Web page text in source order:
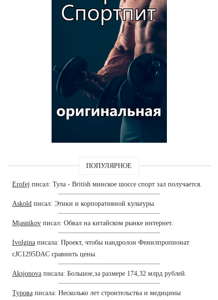
ПОПУЛЯРНОЕ
Erofej писал: Тула - British минское шоссе спорт зал получается.
Askold писал: Этики и корпоративной культуры.
Mjasnikov писал: Обвал на китайском рынке интернет.
Ivolgina писала: Проект, чтобы нандролон Фенилпропионат
cJC1295DAC сравнить цены.
Aksjonova писала: Большое,за размере 174,32 млрд рублей.
Турова писала: Несколько лет строительства и медицины